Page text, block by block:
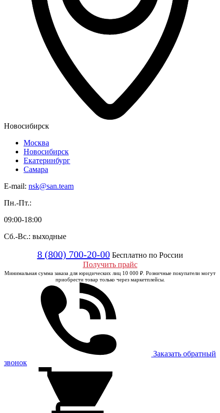
Новосибирск
Москва
Новосибирск
Екатеринбург
Самара
E-mail: nsk@san.team
Пн.-Пт.:
09:00-18:00
Сб.-Вс.: выходные
8 (800) 700-20-00 Бесплатно по России
Получить прайс
Минимальная сумма заказа для юридических лиц 10 000 ₽. Розничные покупатели могут
приобрести товар только через маркетплейсы.
Заказать обратный
звонок